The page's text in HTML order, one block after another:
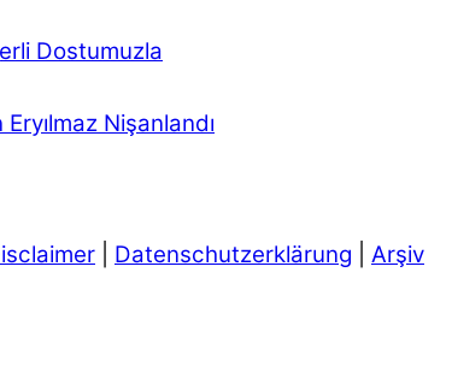
Dostumuzla
Nişanlandı
Datenschutzerklärung Arşiv